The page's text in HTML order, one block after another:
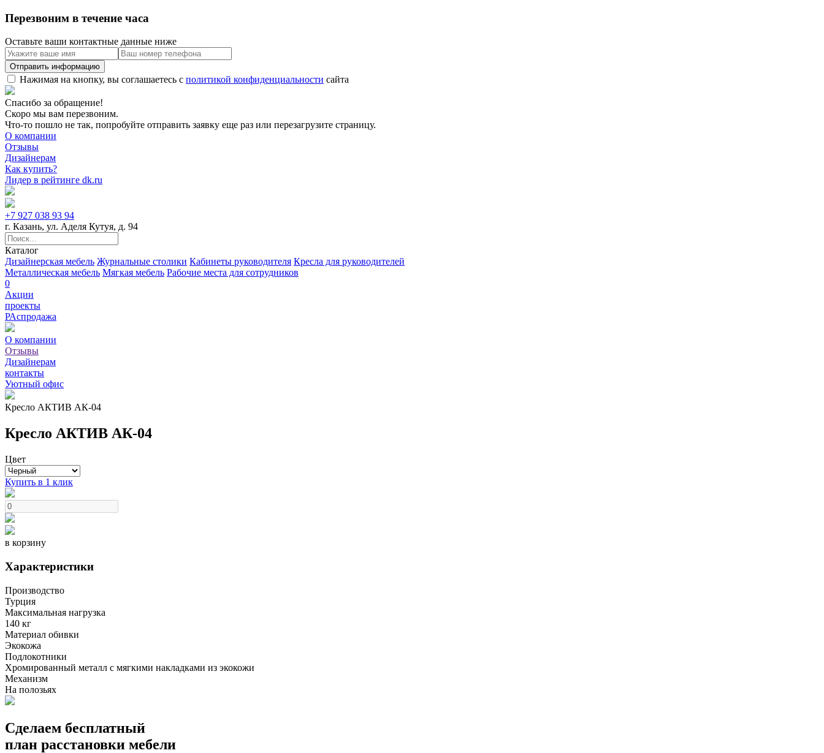
Перезвоним в течение часа
Оставьте ваши контактные данные ниже
Нажимая на кнопку, вы соглашаетесь с политикой конфиденциальности сайта
Спасибо за обращение!
Скоро мы вам перезвоним.
Что-то пошло не так, попробуйте отправить заявку еще раз или перезагрузите страницу.
О компании
Отзывы
Дизайнерам
Как купить?
Лидер в рейтинге dk.ru
+7 927 038 93 94
г. Казань, ул. Аделя Кутуя, д. 94
Каталог
Дизайнерская мебель Журнальные столики Кабинеты руководителя Кресла для руководителей
Металлическая мебель Мягкая мебель Рабочие места для сотрудников
0
Акции
проекты
РАспродажа
О компании
Отзывы
Дизайнерам
контакты
Уютный офис
Кресло АКТИВ АК-04
Кресло АКТИВ АК-04
Цвет
Купить в 1 клик
в корзину
Характеристики
Производство
Турция
Максимальная нагрузка
140 кг
Материал обивки
Экокожа
Подлокотники
Хромированный металл с мягкими накладками из экокожи
Механизм
На полозьях
Сделаем бесплатный
план расстановки мебели